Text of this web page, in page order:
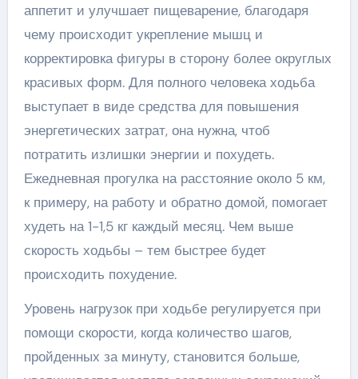
аппетит и улучшает пищеварение, благодаря
чему происходит укрепление мышц и
корректировка фигуры в сторону более округлых
красивых форм. Для полного человека ходьба
выступает в виде средства для повышения
энергетических затрат, она нужна, чтоб
потратить излишки энергии и похудеть.
Ежедневная прогулка на расстояние около 5 км,
к примеру, на работу и обратно домой, помогает
худеть на 1-1,5 кг каждый месяц. Чем выше
скорость ходьбы – тем быстрее будет
происходить похудение.
Уровень нагрузок при ходьбе регулируется при
помощи скорости, когда количество шагов,
пройденных за минуту, становится больше,